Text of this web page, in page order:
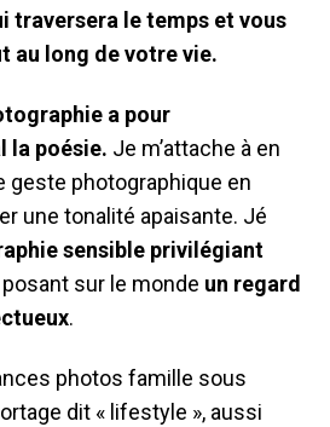
traversera le temps et vous
au long de votre vie.
a pour
la poésie. Je m’attache à en
geste photographique en
une tonalité apaisante. Jé
sensible privilégiant
posant sur le monde un regard
.
photos famille sous
dit « lifestyle », aussi